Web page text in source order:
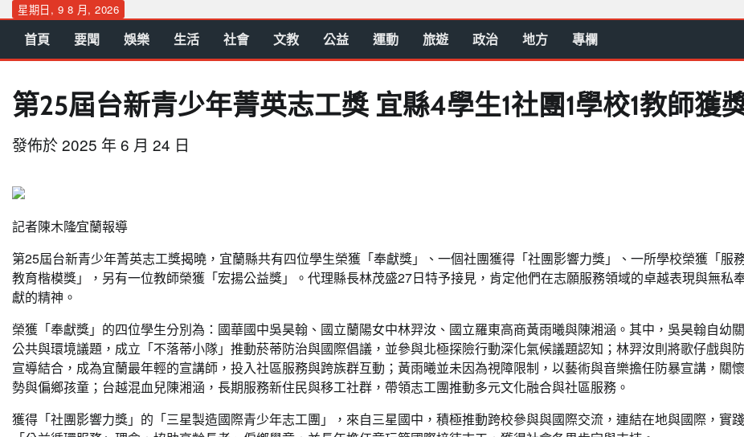
Skip
content
星期日, 9 8 月, 2026
首頁 要聞 娛樂 生活 社會 文教 公益 運動 旅遊 政治 地方 專欄
第25屆台新青少年菁英志工獎 宜縣4學生1社團1學校1教師獲
發佈於2025 年 6 月 24 日
記者陳木隆∕宜蘭報導
第25屆台新青少年菁英志工獎揭曉，宜蘭縣共有四位學生榮獲「奉獻獎」、一個社團獲得「社團影響力獎」、一所學校榮獲「服
教育楷模獎」，另有一位教師榮獲「宏揚公益獎」。代理縣長林茂盛27日特予接見，肯定他們在志願服務領域的卓越表現與無私
獻的精神。
榮獲「奉獻獎」的四位學生分別為：國華國中吳昊翰、國立蘭陽女中林羿汝、國立羅東高商黃雨曦與陳湘涵。其中，吳昊翰自幼
公共與環境議題，成立「不落蒂小隊」推動菸蒂防治與國際倡議，並參與北極探險行動深化氣候議題認知；林羿汝則將歌仔戲與
宣導結合，成為宜蘭最年輕的宣講師，投入社區服務與跨族群互動；黃雨曦並未因為視障限制，以藝術與音樂擔任防暴宣講，關
勢與偏鄉孩童；台越混血兒陳湘涵，長期服務新住民與移工社群，帶領志工團推動多元文化融合與社區服務。
獲得「社團影響力獎」的「三星製造國際青少年志工團」，來自三星國中，積極推動跨校參與與國際交流，連結在地與國際，實踐